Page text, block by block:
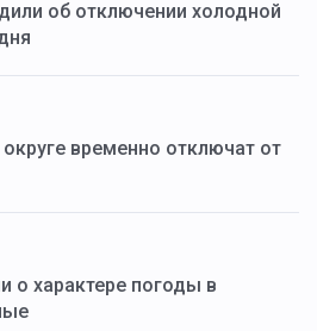
об отключении холодной
временно отключат от
о характере погоды в